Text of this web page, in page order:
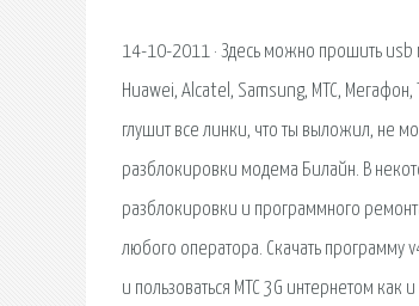
14-10-2011 · Здесь можно прошить usb
Huawei, Alcatel, Samsung, МТС,
глушит все линки, что ты выложил, не
разблокировки модема Билайн. В
разблокировки и программного
любого оператора. Скачать программу
и пользоваться МТС 3G интернетом как